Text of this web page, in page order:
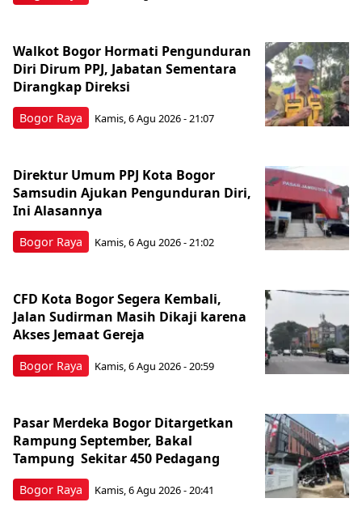
Bogor Raya
Walkot Bogor Hormati Pengunduran
Diri Dirum PPJ, Jabatan Sementara
Dirangkap Direksi
Kamis, 6 Agu 2026 - 21:07
Bogor Raya
Direktur Umum PPJ Kota Bogor
Samsudin Ajukan Pengunduran Diri,
Ini Alasannya
Kamis, 6 Agu 2026 - 21:02
Bogor Raya
CFD Kota Bogor Segera Kembali,
Jalan Sudirman Masih Dikaji karena
Akses Jemaat Gereja
Kamis, 6 Agu 2026 - 20:59
Bogor Raya
Pasar Merdeka Bogor Ditargetkan
Rampung September, Bakal
Tampung Sekitar 450 Pedagang
Kamis, 6 Agu 2026 - 20:41